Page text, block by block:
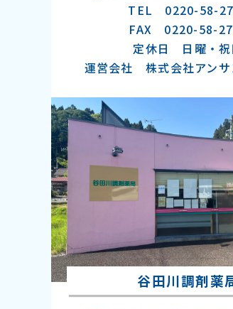
TEL 0220-58-
FAX 0220-58-
定休日 日曜・祝
運営会社 株式会社アンサ
谷田川調剤薬